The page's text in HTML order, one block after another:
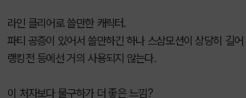
라인 클리어로 쓸만한 캐릭터.
파티 공증이 있어서 쓸만하긴 하나 스삼모션이 상당히 길어
랭킹전 등에선 거의 사용되지 않는다.
이 처자보다 물구하가 더 좋은 느낌?